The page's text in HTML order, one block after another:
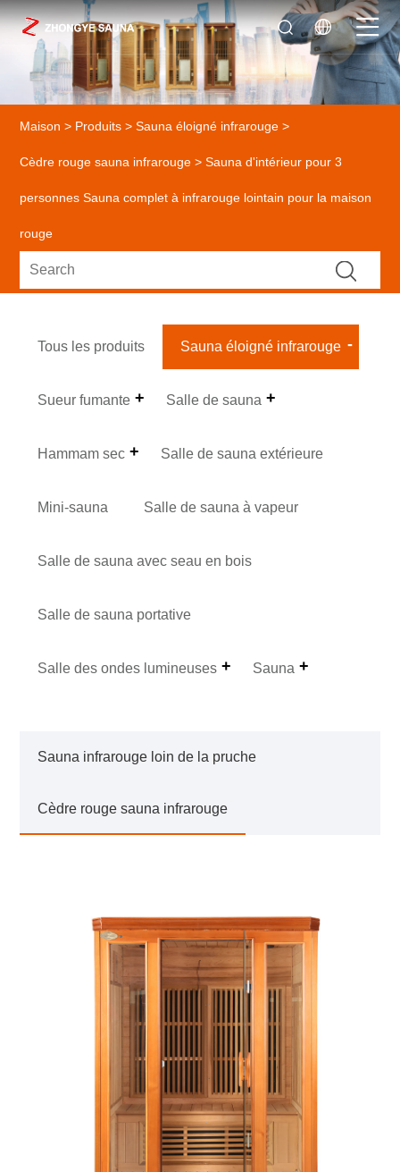
Maison > Produits >Sauna éloigné infrarouge >
Cèdre rouge sauna infrarouge > Sauna d'intérieur pour 3
personnes Sauna complet à infrarouge lointain pour la maison
rouge
Tous les produits Sauna éloigné infrarouge
Sueur fumante Salle de sauna
Hammam sec Salle de sauna extérieure
Mini-sauna Salle de sauna à vapeur
Salle de sauna avec seau en bois
Salle de sauna portative
Salle des ondes lumineuses Sauna
Sauna infrarouge loin de la pruche
Cèdre rouge sauna infrarouge